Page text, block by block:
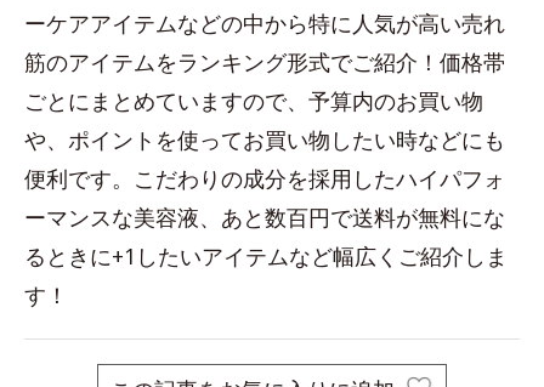
ーケアアイテムなどの中から特に人気が高い売れ
筋のアイテムをランキング形式でご紹介！価格帯
ごとにまとめていますので、予算内のお買い物
や、ポイントを使ってお買い物したい時などにも
便利です。こだわりの成分を採用したハイパフォ
ーマンスな美容液、あと数百円で送料が無料にな
るときに+1したいアイテムなど幅広くご紹介しま
す！